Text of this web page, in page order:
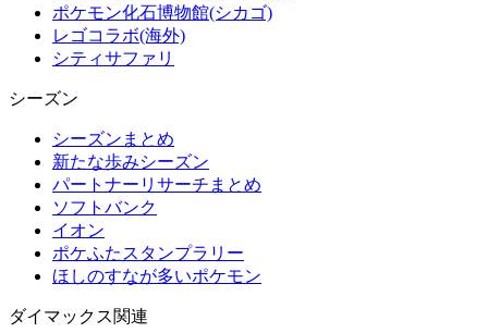
ポケモン化石博物館(シカゴ)
レゴコラボ(海外)
シティサファリ
シーズン
シーズンまとめ
新たな歩みシーズン
パートナーリサーチまとめ
ソフトバンク
イオン
ポケふたスタンプラリー
ほしのすなが多いポケモン
ダイマックス関連